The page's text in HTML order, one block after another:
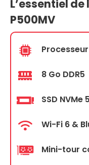
L’essentiel de
P500MV
8 Go DDR5
SSD NVMe
Wi-Fi 6 &
Mini-tour